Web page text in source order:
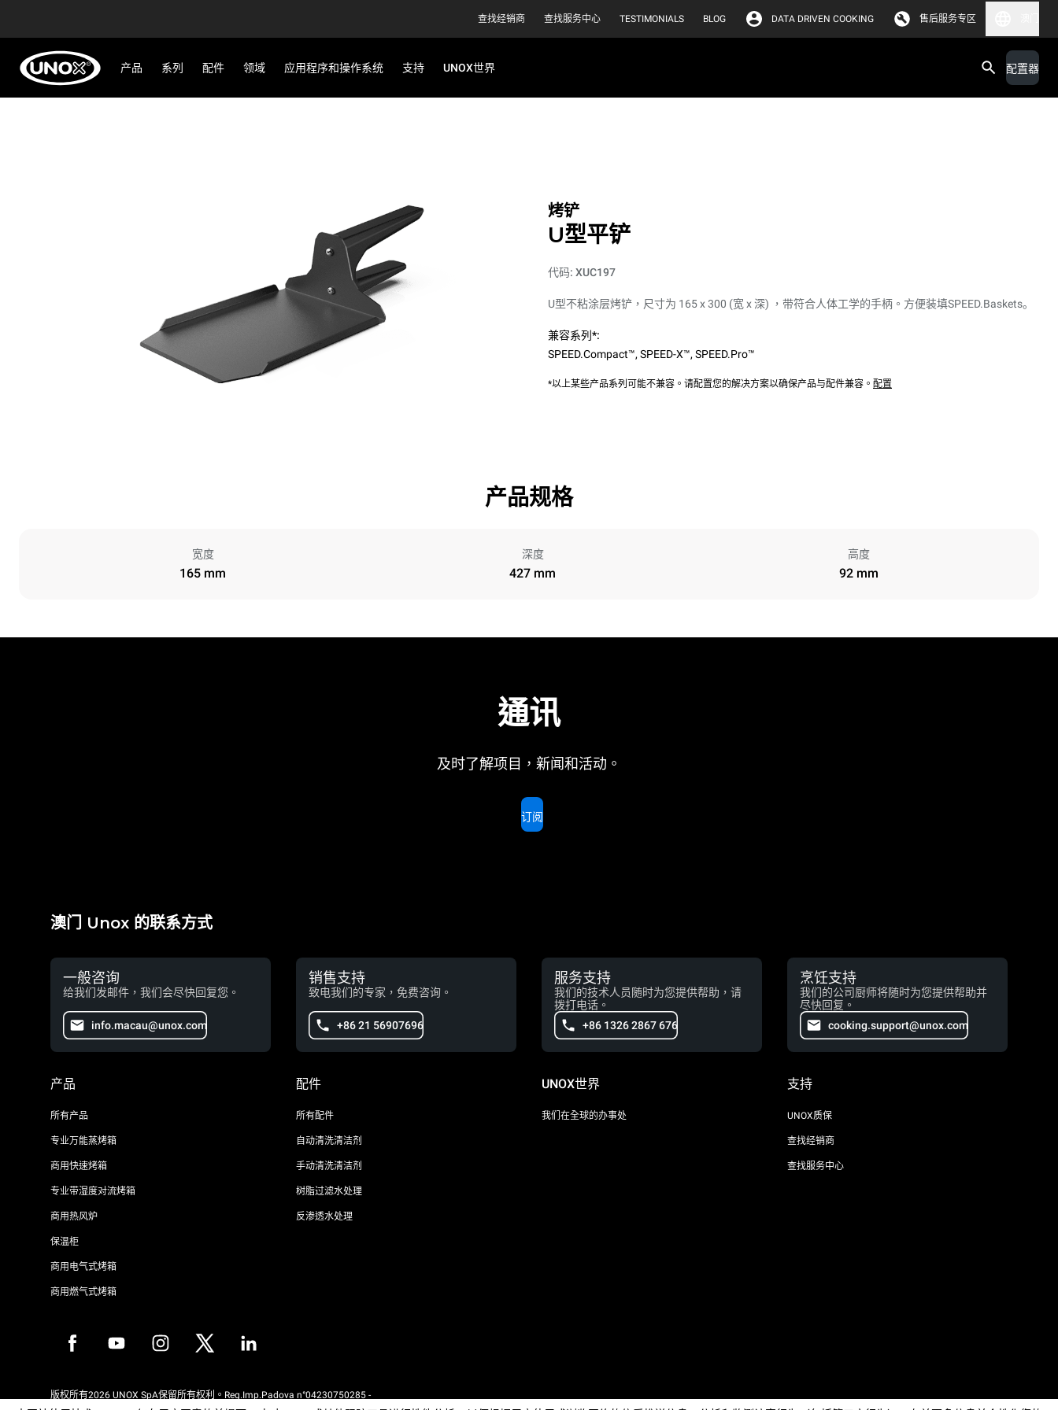
查找经销商 查找服务中心 TESTIMONIALS BLOG DATA DRIVEN COOKING 售后服务专区
产品 系列 配件 领域 应用程序和操作系统 支持 UNOX世界 配置器
烤铲
U型平铲
代码: XUC197
U型不粘涂层烤铲，尺寸为 165 x 300 (宽 x 深) ，带符合人体工学的手柄。方便装填SPEED.Baskets。
兼容系列*:
SPEED.Compact™, SPEED-X™, SPEED.Pro™
*以上某些产品系列可能不兼容。请配置您的解决方案以确保产品与配件兼容。 配置
产品规格
宽度
165 mm
深度
427 mm
高度
92 mm
通讯
及时了解项目，新闻和活动。
订阅
澳门 Unox 的联系方式
一般咨询
给我们发邮件，我们会尽快回复您。
info.macau@unox.com
销售支持
致电我们的专家，免费咨询。
+86 21 56907696
服务支持
我们的技术人员随时为您提供帮助，请
拨打电话。
+86 1326 2867 676
烹饪支持
我们的公司厨师将随时为您提供帮助并
尽快回复。
cooking.support@unox.com
产品
所有产品
专业万能蒸烤箱
商用快速烤箱
专业带湿度对流烤箱
商用热风炉
保温柜
商用电气式烤箱
商用燃气式烤箱
配件
所有配件
自动清洗清洁剂
手动清洗清洁剂
树脂过滤水处理
反渗透水处理
UNOX世界
我们在全球的办事处
支持
UNOX质保
查找经销商
查找服务中心
版权所有2026 UNOX SpA保留所有权利。Reg.Imp.Padova n°04230750285 -